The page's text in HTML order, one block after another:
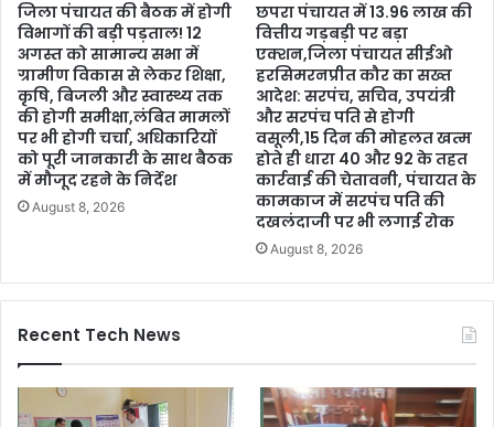
जिला पंचायत की बैठक में होगी
विभागों की बड़ी पड़ताल! 12
अगस्त को सामान्य सभा में
ग्रामीण विकास से लेकर शिक्षा,
कृषि, बिजली और स्वास्थ्य तक
की होगी समीक्षा,लंबित मामलों
पर भी होगी चर्चा, अधिकारियों
को पूरी जानकारी के साथ बैठक
में मौजूद रहने के निर्देश
August 8, 2026
छपरा पंचायत में 13.96 लाख की
वित्तीय गड़बड़ी पर बड़ा
एक्शन,जिला पंचायत सीईओ
हरसिमरनप्रीत कौर का सख्त
आदेश: सरपंच, सचिव, उपयंत्री
और सरपंच पति से होगी
वसूली,15 दिन की मोहलत खत्म
होते ही धारा 40 और 92 के तहत
कार्रवाई की चेतावनी, पंचायत के
कामकाज में सरपंच पति की
दखलंदाजी पर भी लगाई रोक
August 8, 2026
Recent Tech News